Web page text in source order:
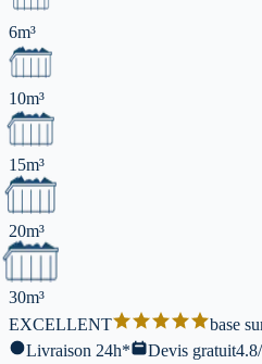
6m³
10m³
15m³
20m³
30m³
EXCELLENT
base
Livraison 24h* Devis gratuit